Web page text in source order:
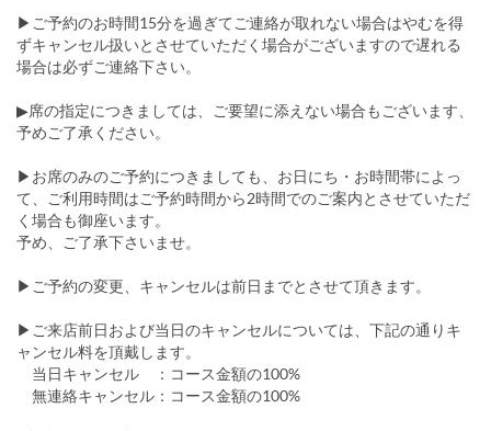
▶ご予約のお時間15分を過ぎてご連絡が取れない場合はやむを得
ずキャンセル扱いとさせていただく場合がございますので遅れる
場合は必ずご連絡下さい。
▶席の指定につきましては、ご要望に添えない場合もございます、
予めご了承ください。
▶お席のみのご予約につきましても、お日にち・お時間帯によっ
て、ご利用時間はご予約時間から2時間でのご案内とさせていただ
く場合も御座います。
予め、ご了承下さいませ。
▶ご予約の変更、キャンセルは前日までとさせて頂きます。
▶ご来店前日および当日のキャンセルについては、下記の通りキ
ャンセル料を頂戴します。
当日キャンセル ：コース金額の100%
無連絡キャンセル：コース金額の100%